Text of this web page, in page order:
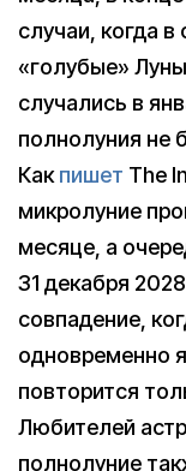
случаи, когда
«голубые»
случались в
полнолуния не
Какпишет The
микролуние
месяце, а
31 декабря
совпадение,
одновременно
повторится
Любителей
полнолуние